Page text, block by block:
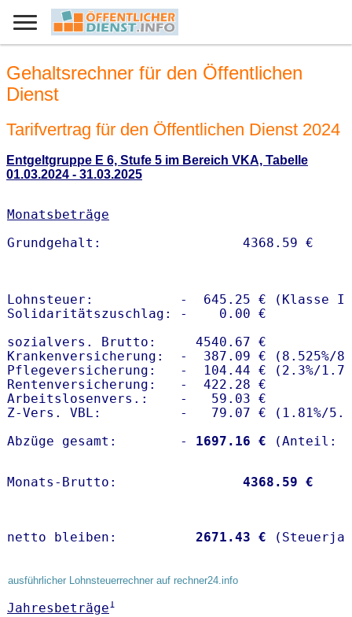
Gehaltsrechner für den Öffentlichen
Dienst
Tarifvertrag für den Öffentlichen Dienst 2024
Entgeltgruppe E 6, Stufe 5 im Bereich VKA, Tabelle
01.03.2024 - 31.03.2025
Monatsbeträge
Lohnsteuer:           -  645.25 € (Klasse I)
Solidaritätszuschlag: -    0.00 €
sozialvers. Brutto:     4540.67 €
Krankenversicherung:  -  387.09 € (8.525%/
Pflegeversicherung:   -  104.44 € (2.3%/
Rentenversicherung:   -  422.28 €
Arbeitslosenvers.:    -   59.03 €
Z-Vers. VBL:          -   79.07 € ( 1.81%/
Abzüge gesamt:        -
1697.16 €
Monats-Brutto: 4368.59 €
netto bleiben: 2671.43 €
ausführlicher Lohnsteuerrechner auf rechner24.info
Jahresbeträge1